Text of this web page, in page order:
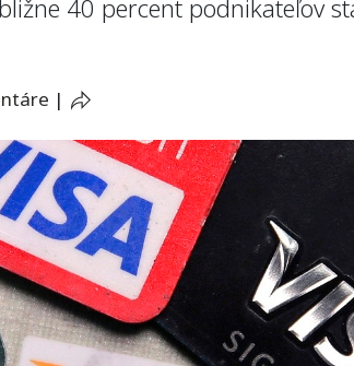
40 percent podnikateľov
|